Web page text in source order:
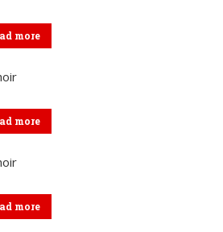
more
more
more